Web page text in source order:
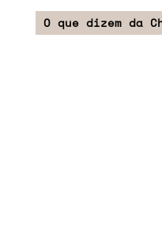
O que dizem da